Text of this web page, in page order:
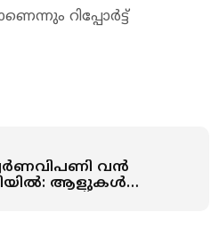
റിപ്പോർട്ട്
വന്‍
ആളുകള്‍